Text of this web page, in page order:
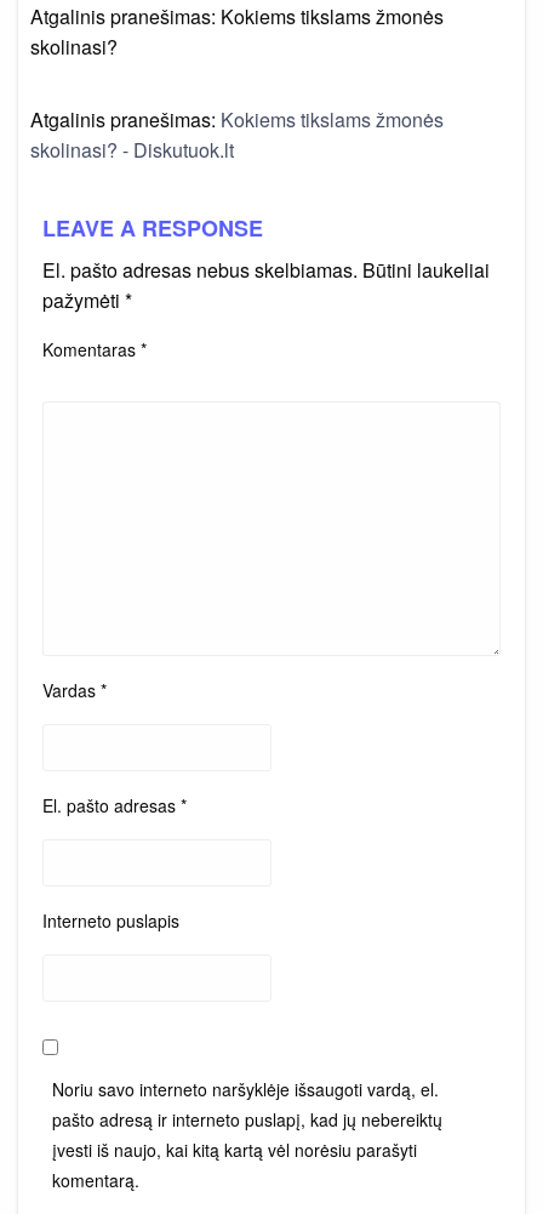
Atgalinis pranešimas: Kokiems tikslams žmonės
skolinasi?
Atgalinis pranešimas: Kokiems tikslams žmonės
skolinasi? - Diskutuok.lt
LEAVE A RESPONSE
El. pašto adresas nebus skelbiamas. Būtini laukeliai
pažymėti *
Komentaras *
Vardas *
El. pašto adresas *
Interneto puslapis
Noriu savo interneto naršyklėje išsaugoti vardą, el.
pašto adresą ir interneto puslapį, kad jų nebereiktų
įvesti iš naujo, kai kitą kartą vėl norėsiu parašyti
komentarą.